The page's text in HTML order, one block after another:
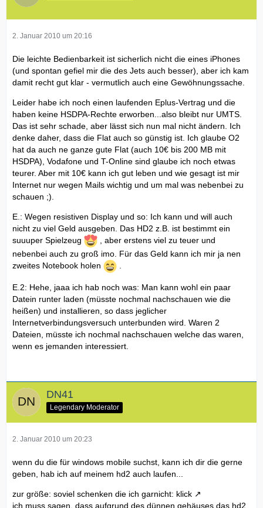
2. Januar 2010 um 20:16
Die leichte Bedienbarkeit ist sicherlich nicht die eines iPhones
(und spontan gefiel mir die des Jets auch besser), aber ich kam
damit recht gut klar - vermutlich auch eine Gewöhnungssache.
Leider habe ich noch einen laufenden Eplus-Vertrag und die
haben keine HSDPA-Rechte erworben...also bleibt nur UMTS.
Das ist sehr schade, aber lässt sich nun mal nicht ändern. Ich
denke daher, dass die Flat auch so günstig ist. Ich glaube O2
hat da auch ne ganze gute Flat (auch 10€ bis 200 MB mit
HSDPA), Vodafone und T-Online sind glaube ich noch etwas
teurer. Aber mit 10€ kann ich gut leben und wie gesagt ist mir
Internet nur wegen Mails wichtig und um mal was nebenbei zu
schauen ;).
E.: Wegen resistiven Display und so: Ich kann und will auch
nicht zu viel Geld ausgeben. Das HD2 z.B. ist bestimmt ein
suuuper Spielzeug
, aber erstens viel zu teuer und
nebenbei auch zu groß imo. Für das Geld kann ich mir ja nen
zweites Notebook holen
E.2: Hehe, jaaa ich hab noch was: Man kann wohl ein paar
Datein runter laden (müsste nochmal nachschauen wie die
heißen) und installieren, so dass jeglicher
Internetverbindungsversuch unterbunden wird. Waren 2
Dateien, müsste ich nochmal nachschauen welche das waren,
wenn es jemanden interessiert.
DN41
Legendary Moderator
2. Januar 2010 um 20:23
wenn du die für windows mobile suchst, kann ich dir die gerne
geben, hab ich auf meinem hd2 auch laufen...
zur größe: soviel schenken die ich garnicht: klick
ich muss sagen, dass aufgrund des dünnen gehäuses das hd2